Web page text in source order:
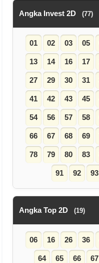
Angka Invest 2D (77)
01 02 03 05
13 14 16 17
27 29 30 31
41 42 43 45
54 56 57 58
66 67 68 69
78 79 80 83
91 92 93
Angka Top 2D (19)
06 16 26 36
64 65 66 67